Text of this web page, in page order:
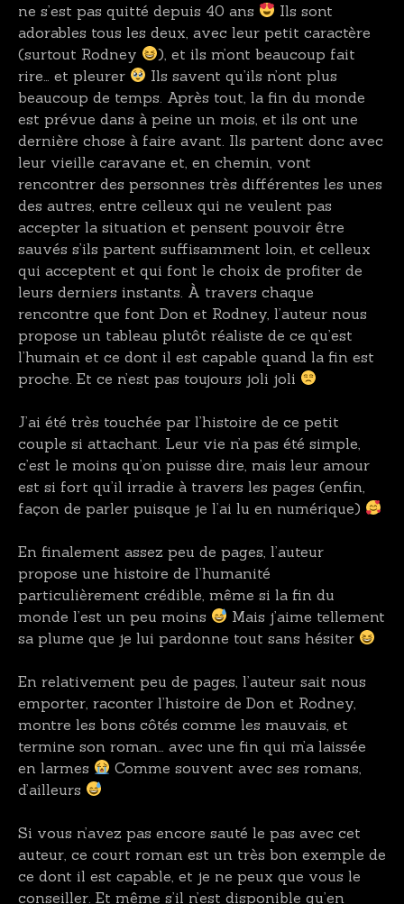
ne s’est pas quitté depuis 40 ans
Ils sont
adorables tous les deux, avec leur petit caractère
(surtout Rodney
), et ils m’ont beaucoup fait
rire… et pleurer
Ils savent qu’ils n’ont plus
beaucoup de temps. Après tout, la fin du monde
est prévue dans à peine un mois, et ils ont une
dernière chose à faire avant. Ils partent donc avec
leur vieille caravane et, en chemin, vont
rencontrer des personnes très différentes les unes
des autres, entre celleux qui ne veulent pas
accepter la situation et pensent pouvoir être
sauvés s’ils partent suffisamment loin, et celleux
qui acceptent et qui font le choix de profiter de
leurs derniers instants. À travers chaque
rencontre que font Don et Rodney, l’auteur nous
propose un tableau plutôt réaliste de ce qu’est
l’humain et ce dont il est capable quand la fin est
proche. Et ce n’est pas toujours joli joli
J’ai été très touchée par l’histoire de ce petit
couple si attachant. Leur vie n’a pas été simple,
c’est le moins qu’on puisse dire, mais leur amour
est si fort qu’il irradie à travers les pages (enfin,
façon de parler puisque je l’ai lu en numérique)
En finalement assez peu de pages, l’auteur
propose une histoire de l’humanité
particulièrement crédible, même si la fin du
monde l’est un peu moins
Mais j’aime tellement
sa plume que je lui pardonne tout sans hésiter
En relativement peu de pages, l’auteur sait nous
emporter, raconter l’histoire de Don et Rodney,
montre les bons côtés comme les mauvais, et
termine son roman… avec une fin qui m’a laissée
en larmes
Comme souvent avec ses romans,
d’ailleurs
Si vous n’avez pas encore sauté le pas avec cet
auteur, ce court roman est un très bon exemple de
ce dont il est capable, et je ne peux que vous le
conseiller. Et même s’il n’est disponible qu’en